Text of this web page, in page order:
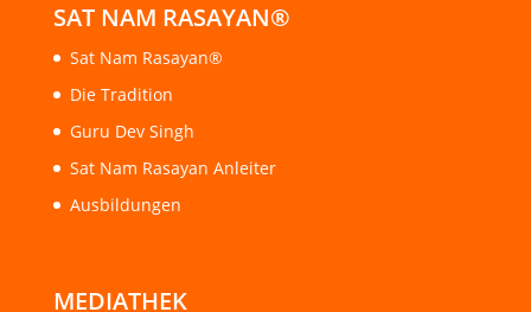
SAT NAM RASAYAN®
Sat Nam Rasayan®
Die Tradition
Guru Dev Singh
Sat Nam Rasayan Anleiter
Ausbildungen
MEDIATHEK